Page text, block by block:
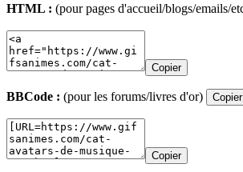
HTML : (pour pages d'accueil/blogs/emails/
Copier
BBCode : (pour les forums/livres d'or) Copier
Copier